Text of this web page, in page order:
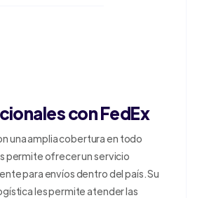
con FedEx
una amplia cobertura en todo
permite ofrecer un servicio
para envíos dentro del país. Su
les permite atender las